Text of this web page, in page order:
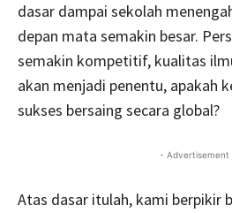
dasar dampai sekolah
depan mata semakin besar.
semakin kompetitif, kualitas
akan menjadi penentu, apakah
sukses bersaing secara global?
- Advertisement
Atas dasar itulah, kami berpikir